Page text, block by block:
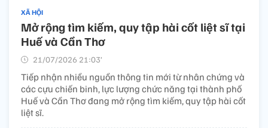
XÃ HỘI
Mở rộng tìm kiếm, quy tập hài cốt liệt sĩ tại
Huế và Cần Thơ
21/07/2026 21:03’
Tiếp nhận nhiều nguồn thông tin mới từ nhân chứng và
các cựu chiến binh, lực lượng chức năng tại thành phố
Huế và Cần Thơ đang mở rộng tìm kiếm, quy tập hài cốt
liệt sĩ.